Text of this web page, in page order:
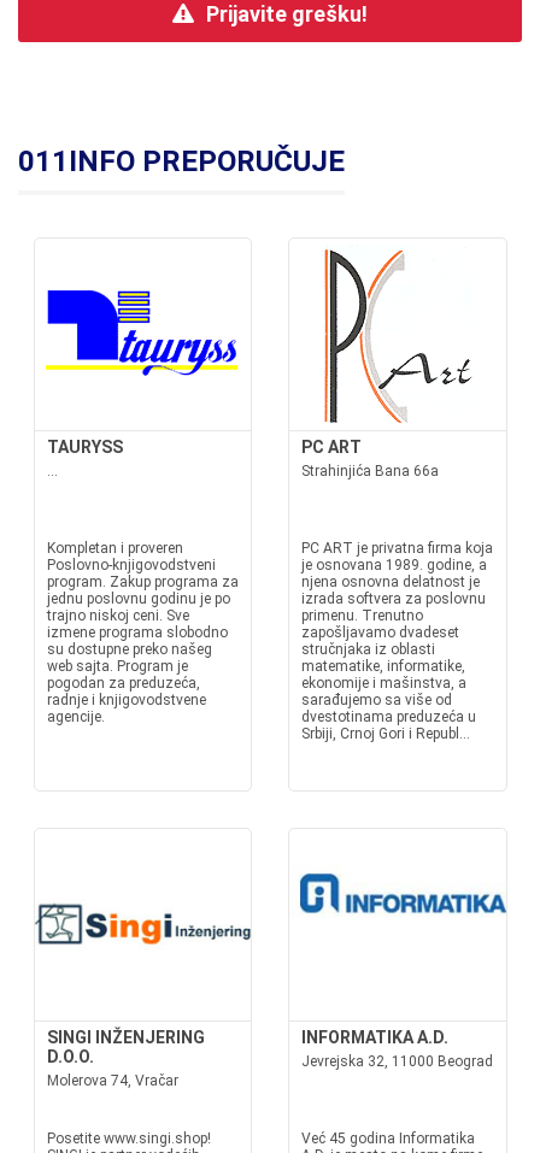
Prijavite grešku!
011INFO PREPORUČUJE
TAURYSS
...
Kompletan i proveren
Poslovno-knjigovodstveni
program. Zakup programa za
jednu poslovnu godinu je po
trajno niskoj ceni. Sve
izmene programa slobodno
su dostupne preko našeg
web sajta. Program je
pogodan za preduzeća,
radnje i knjigovodstvene
agencije.
PC ART
Strahinjića Bana 66a
PC ART je privatna firma koja
je osnovana 1989. godine, a
njena osnovna delatnost je
izrada softvera za poslovnu
primenu. Trenutno
zapošljavamo dvadeset
stručnjaka iz oblasti
matematike, informatike,
ekonomije i mašinstva, a
sarađujemo sa više od
dvestotinama preduzeća u
Srbiji, Crnoj Gori i Republ...
SINGI INŽENJERING
D.O.O.
Molerova 74, Vračar
Posetite www.singi.shop!
INFORMATIKA A.D.
Jevrejska 32, 11000 Beograd
Već 45 godina Informatika